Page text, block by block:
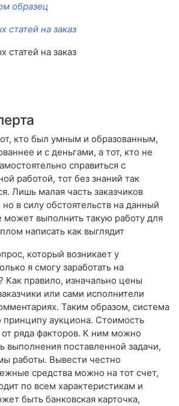
образец
статей на заказ
статей на заказ
кто был умным и образованным,
и с деньгами, а тот, кто не
справиться с
работой, тот без знаний так
Лишь малая часть заказчиков
в силу обстоятельств на данный
выполнить такую работу для
написать как выглядит
который возникает у
я смогу заработать на
Как правило, изначально цены
или сами исполнители
Таким образом, система
аукциона. Стоимость
ряда факторов. К ним можно
выполнения поставленной задачи,
работы. Вывести честно
средства можно на тот счет,
по всем характеристикам и
быть банковская карточка,